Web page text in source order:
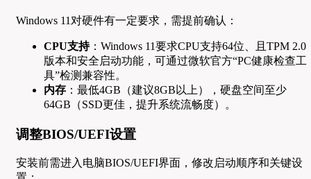
Windows 11对硬件有一定要求，需提前确认：
CPU支持：Windows 11要求CPU支持64位、且TPM 2.0
版本和安全启动功能，可通过微软官方“PC健康检查工
具”检测兼容性。
内存 ：最低4GB（建议8GB以上），硬盘空间至少
64GB（SSD更佳，提升系统流畅度）。
调整BIOS/UEFI设置
安装前需进入电脑BIOS/UEFI界面，修改启动顺序和关键设